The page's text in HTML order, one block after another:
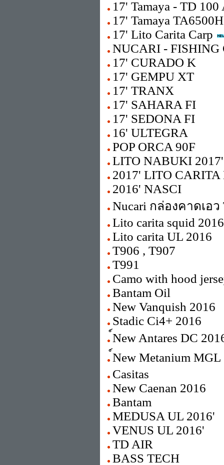
17' Tamaya - TD
17' Tamaya
17' Lito Carita Carp
NUCARI - FISHING
17' CURADO K
17' GEMPU XT
17' TRANX
17' SAHARA FI
17' SEDONA FI
16' ULTEGRA
POP ORCA 90F
LITO NABUKI 2017'
2017' LITO CARITA
2016' NASCI
Nucari กล่องคาดเอว
Lito carita squid 2016
Lito carita UL 2016
T906 , T907
T991
Camo with hood
Bantam Oil
New Vanquish 2016
Stadic Ci4+ 2016
New Antares DC
์New Metanium MGL
Casitas
New Caenan 2016
Bantam
MEDUSA UL 2016'
VENUS UL 2016'
TD AIR
BASS TECH